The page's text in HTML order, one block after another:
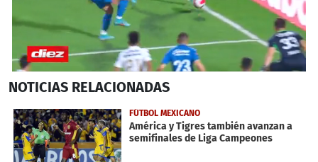
seconds
4
minutes,
29
seconds
NOTICIAS RELACIONADAS
FÚTBOL MEXICANO
América y Tigres también avanzan a
semifinales de Liga Campeones